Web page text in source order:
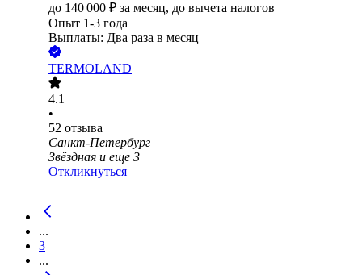
до 140 000 ₽ за месяц, до вычета налогов
Опыт 1-3 года
Выплаты: Два раза в месяц
TERMOLAND
4.1
•
52 отзыва
Санкт-Петербург
Звёздная и еще 3
Откликнуться
...
3
...